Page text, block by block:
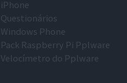
iPhone
Questionários
Windows Phone
Pack Raspberry Pi Pplware
Velocímetro do Pplware